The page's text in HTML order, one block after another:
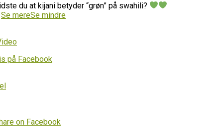
du at kijani betyder “grøn” på swahili?
Se mereSe mindre
på Facebook
on Facebook